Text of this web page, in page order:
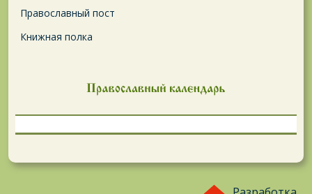
Православный пост
Книжная полка